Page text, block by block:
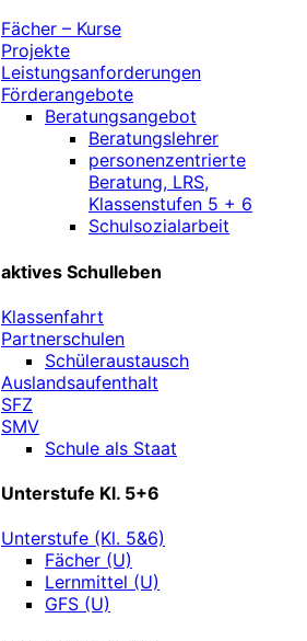
Fächer – Kurse
Projekte
Leistungsanforderungen
Förderangebote
Beratungsangebot
Beratungslehrer
personenzentrierte
Beratung, LRS,
Klassenstufen 5 + 6
Schulsozialarbeit
aktives Schulleben
Klassenfahrt
Partnerschulen
Schüleraustausch
Auslandsaufenthalt
SFZ
SMV
Schule als Staat
Unterstufe Kl. 5+6
Unterstufe (Kl. 5&6)
Fächer (U)
Lernmittel (U)
GFS (U)